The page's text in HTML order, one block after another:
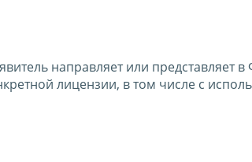
направляет или представляет
лицензии, в том числе с